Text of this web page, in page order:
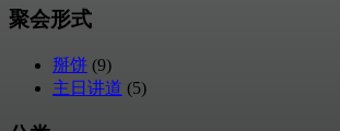
聚会形式
掰饼 (9)
主日讲道 (5)